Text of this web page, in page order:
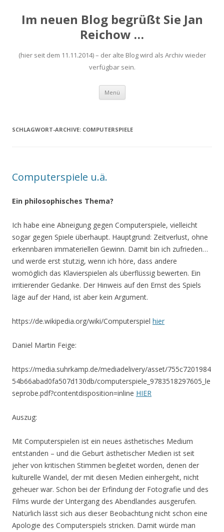
Im neuen Blog begrüßt Sie Jan
Reichow …
(hier seit dem 11.11.2014) – der alte Blog wird als Archiv wieder
verfügbar sein.
Menü Zum
springen
SCHLAGWORT-ARCHIVE: COMPUTERSPIELE
Computerspiele u.ä.
Ein philosophisches Thema?
Ich habe eine Abneigung gegen Computerspiele, vielleicht
sogar gegen Spiele überhaupt. Hauptgrund: Zeitverlust, ohne
erkennbaren immateriellen Gewinn. Damit bin ich zufrieden…
und werde erst stutzig, wenn ich höre, dass andere
womöglich das Klavierspielen als überflüssig bewerten. Ein
irritierender Gedanke. Der Hinweis auf den Ernst des Spiels
läge auf der Hand, ist aber kein Argument.
https://de.wikipedia.org/wiki/Computerspiel hier
Daniel Martin Feige:
https://media.suhrkamp.de/mediadelivery/asset/755c7201984
54b66abad0fa507d130db/computerspiele_9783518297605_le
seprobe.pdf?contentdisposition=inline HIER
Auszug:
Mit Computerspielen ist ein neues ästhetisches Medium
entstanden – und die Geburt ästhetischer Medien ist seit
jeher von kritischen Stimmen begleitet worden, denen der
kulturelle Wandel, der mit diesen Medien einhergeht, nicht
geheuer war. Schon bei der Erfindung der Fotografie und des
Films wurde der Untergang des Abendlandes ausgerufen.
Natürlich lässt sich aus dieser Beobachtung nicht schon eine
Apologie des Computerspiels stricken. Damit würde man